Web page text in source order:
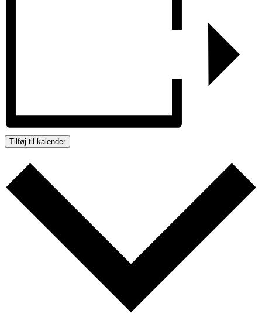
Tilføj til kalender